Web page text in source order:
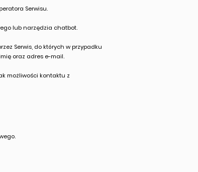
Serwisu.
lub narzędzia chatbot.
Serwis, do których w przypadku
oraz adres e-mail.
możliwości kontaktu z